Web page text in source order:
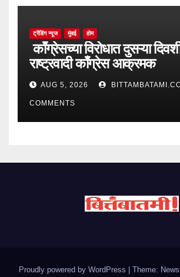
ट्रेंडिंग न्यूज मुंबई होम
काँग्रेसच्या विरोधात दुसऱ्या
राष्ट्रवादी काँग्रेस आक्रमक
AUG 5, 2026
COMMENTS
Proudly powered by WordPress | Theme: